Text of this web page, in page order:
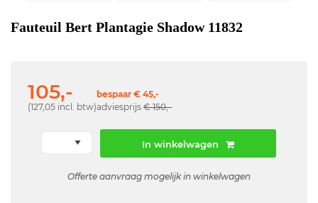
Fauteuil Bert Plantagie Shadow 11832
105,-
(127,05 incl. btw)
bespaar € 45,-
adviesprijs € 150,-
In winkelwagen
Offerte aanvraag mogelijk in winkelwagen